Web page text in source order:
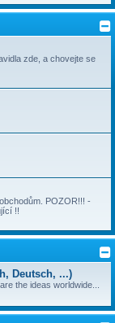
zde, a chovejte se
POZOR!!! -
!!
Deutsch, ...)
the ideas worldwide...